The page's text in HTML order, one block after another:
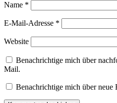
Name *
E-Mail-Adresse *
Website
Benachrichtige mich über
Mail.
Benachrichtige mich über neue